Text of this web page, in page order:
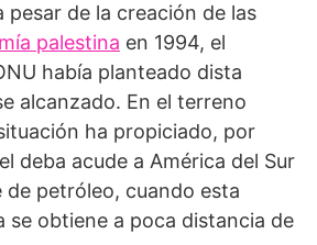
pesar de la creación de las
palestina en 1994, el
había planteado dista
alcanzado. En el terreno
ha propiciado, por
deba acude a América del Sur
de petróleo, cuando esta
se obtiene a poca distancia de